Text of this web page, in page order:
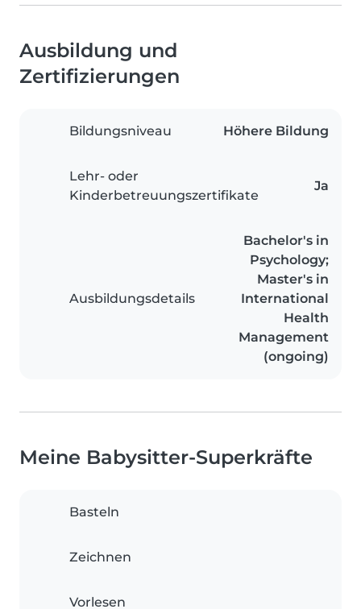
Ausbildung und
Zertifizierungen
Bildungsniveau Höhere Bildung
Lehr- oder
Kinderbetreuungszertifikate
Ja
Ausbildungsdetails
Bachelor's in
Psychology;
Master's in
International
Health
Management
(ongoing)
Meine Babysitter-Superkräfte
Basteln
Zeichnen
Vorlesen